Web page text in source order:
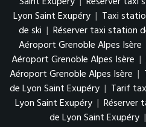
Lyon Saint Exupéry | Taxi
de ski | Réserver taxi station
Aéroport Grenoble Alpes Isère
Aéroport Grenoble Alpes Isère |
Aéroport Grenoble Alpes Isère |
de Lyon Saint Exupéry | Tarif
Lyon Saint Exupéry | Réserver
de Lyon Saint Exupéry |